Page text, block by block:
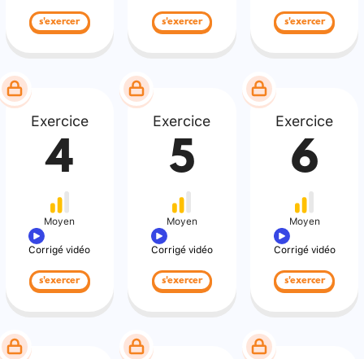
s'exercer s'exercer s'exercer
Exercice
4
Moyen
Corrigé vidéo
s'exercer
Exercice
5
Moyen
Corrigé vidéo
s'exercer
Exercice
6
Moyen
Corrigé vidéo
s'exercer